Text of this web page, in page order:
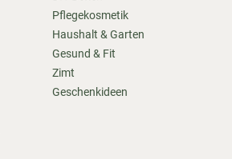
Pflegekosmetik
Haushalt & Garten
Gesund & Fit
Zimt
Geschenkideen